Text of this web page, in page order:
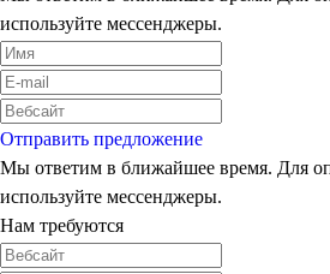
используйте мессенджеры.
Отправить предложение
Мы ответим в ближайшее время. Для
используйте мессенджеры.
Нам требуются